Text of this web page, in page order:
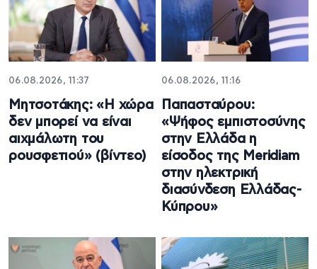
06.08.2026, 11:37
Μητσοτάκης: «Η χώρα
δεν μπορεί να είναι
αιχμάλωτη του
ρουσφετιού» (βίντεο)
06.08.2026, 11:16
Παπασταύρου:
«Ψήφος εμπιστοσύνης
στην Ελλάδα η
είσοδος της Meridiam
στην ηλεκτρική
διασύνδεση Ελλάδας-
Κύπρου»